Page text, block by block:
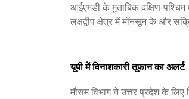
आईएमडी के मुताबिक दक्षिण-
लक्षद्वीप क्षेत्र में मॉनसून के और
यूपी में विनाशकारी तूफान का अलर्ट
मौसम विभाग ने उत्तर प्रदेश के